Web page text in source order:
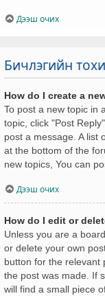
Дээш очих
Бичлэгийн
How do I create a
To post a new topic in
topic, click "Post
post a message. A list
at the bottom of the
new topics, You can
Дээш очих
How do I edit or
Unless you are a
or delete your own
button for the relevant
the post was made. If
will find a small piece